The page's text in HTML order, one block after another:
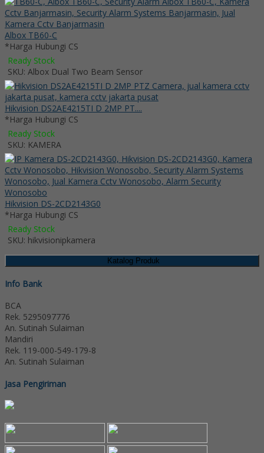
Albox TB60-C
*Harga Hubungi CS
Ready Stock
SKU: Albox Dual Two Beam Sensor
Hikvision DS2AE4215TI D 2MP PT....
*Harga Hubungi CS
Ready Stock
SKU: KAMERA
Hikvision DS-2CD2143G0
*Harga Hubungi CS
Ready Stock
SKU: hikvisionipkamera
Katalog Produk
Info Bank
BCA
Rek. 5295097776
An. Sutinah Sulaiman
Mandiri
Rek. 119-000-549-179-8
An. Sutinah Sulaiman
Jasa Pengiriman